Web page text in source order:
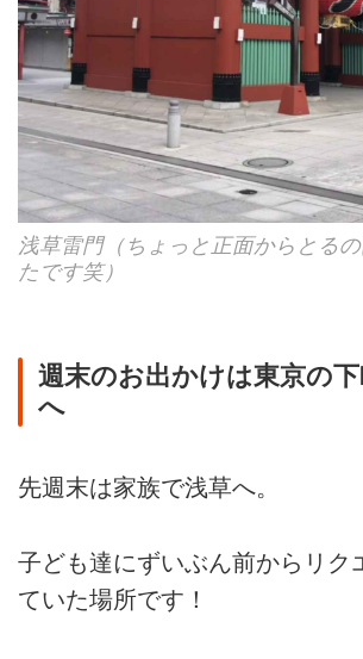
浅草雷門（ちょっと正面からとる
たです笑）
週末のお出かけは東京の下
へ
先週末は家族で浅草へ。
子ども達にずいぶん前からリク
ていた場所です！